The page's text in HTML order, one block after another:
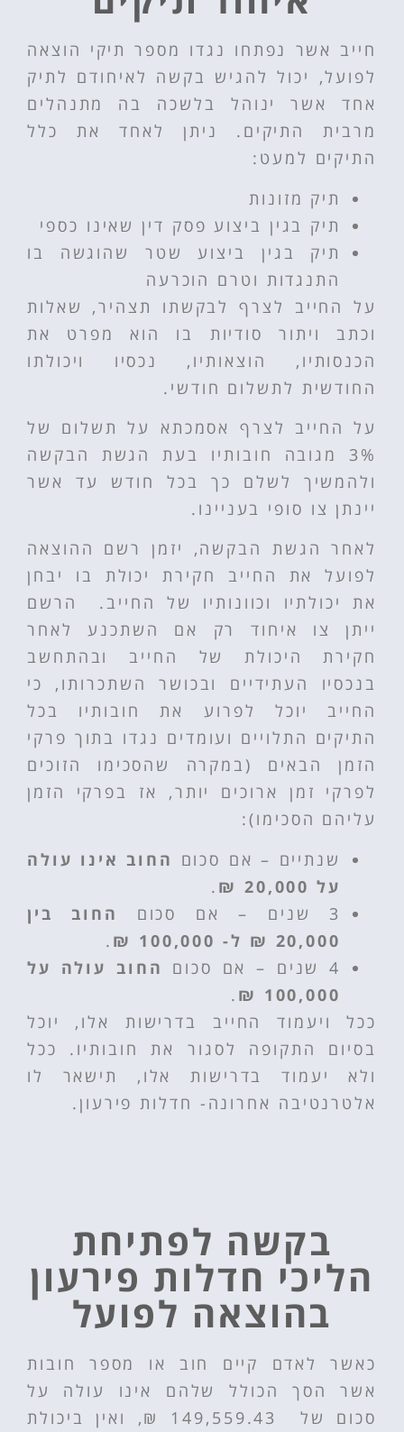
חייב אשר נפתחו נגדו מספר תיקי הוצאה
לפועל, יכול להגיש בקשה לאיחודם לתיק
אחד אשר ינוהל בלשכה בה מתנהלים
מרבית התיקים. ניתן לאחד את כלל
התיקים למעט:
תיק מזונות
תיק בגין ביצוע פסק דין שאינו כספי
תיק בגין ביצוע שטר שהוגשה בו
התנגדות וטרם הוכרעה
על החייב לצרף לבקשתו תצהיר, שאלות
וכתב ויתור סודיות בו הוא מפרט את
הכנסותיו, הוצאותיו, נכסיו ויכולתו
החודשית לתשלום חודשי.
על החייב לצרף אסמכתא על תשלום של
3% מגובה חובותיו בעת הגשת הבקשה
ולהמשיך לשלם כך בכל חודש עד אשר
יינתן צו סופי בעניינו.
לאחר הגשת הבקשה, יזמן רשם ההוצאה
לפועל את החייב חקירת יכולת בו יבחן
את יכולתיו וכוונותיו של החייב. הרשם
ייתן צו איחוד רק אם השתכנע לאחר
חקירת היכולת של החייב ובהתחשב
בנכסיו העתידיים ובכושר השתכרותו, כי
החייב יוכל לפרוע את חובותיו בכל
התיקים התלויים ועומדים נגדו בתוך פרקי
הזמן הבאים (במקרה שהסכימו הזוכים
לפרקי זמן ארוכים יותר, אז בפרקי הזמן
עליהם הסכימו):
שנתיים – אם סכום החוב אינו עולה
על 20,000 ₪
.
3 שנים – אם סכום
החוב בין
20,000 ₪ ל- 100,000 ₪
.
4 שנים – אם סכום
החוב עולה על
100,000 ₪
.
ככל ויעמוד החייב בדרישות אלו, יוכל
בסיום התקופה לסגור את חובותיו. ככל
ולא יעמוד בדרישות אלו, תישאר לו
אלטרנטיבה אחרונה- חדלות פירעון.
בקשה לפתיחת
הליכי חדלות פירעון
בהוצאה לפועל
כאשר לאדם קיים חוב או מספר חובות
אשר הסך הכולל שלהם אינו עולה על
סכום של
149,559.43 ₪, ואין ביכולת